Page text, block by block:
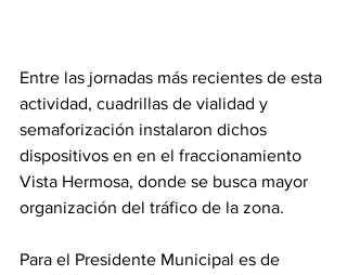
Entre las jornadas más recientes de esta
actividad, cuadrillas de vialidad y
semaforización instalaron dichos
dispositivos en en el fraccionamiento
Vista Hermosa, donde se busca mayor
organización del tráfico de la zona.
Para el Presidente Municipal es de